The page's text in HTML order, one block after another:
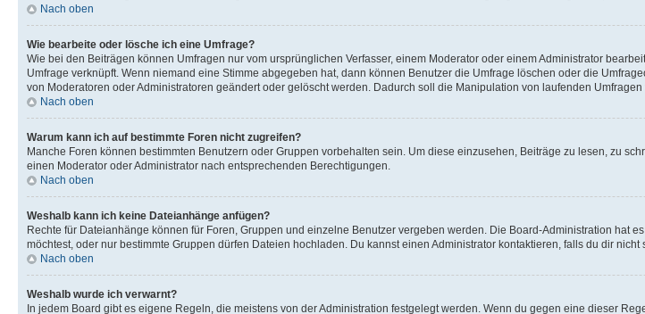
Nach oben
Wie bearbeite oder lösche ich eine Umfrage?
Wie bei den Beiträgen können Umfragen nur vom ursprünglichen Verfasser, einem Moderator oder einem Administrator
Umfrage verknüpft. Wenn niemand eine Stimme abgegeben hat, dann können Benutzer die Umfrage löschen oder die
von Moderatoren oder Administratoren geändert oder gelöscht werden. Dadurch soll die Manipulation von laufenden
Nach oben
Warum kann ich auf bestimmte Foren nicht zugreifen?
Manche Foren können bestimmten Benutzern oder Gruppen vorbehalten sein. Um diese einzusehen, Beiträge zu lesen, zu
einen Moderator oder Administrator nach entsprechenden Berechtigungen.
Nach oben
Weshalb kann ich keine Dateianhänge anfügen?
Rechte für Dateianhänge können für Foren, Gruppen und einzelne Benutzer vergeben werden. Die Board-Administration hat
möchtest, oder nur bestimmte Gruppen dürfen Dateien hochladen. Du kannst einen Administrator kontaktieren, falls du dir
Nach oben
Weshalb wurde ich verwarnt?
In jedem Board gibt es eigene Regeln, die meistens von der Administration festgelegt werden. Wenn du gegen eine dieser